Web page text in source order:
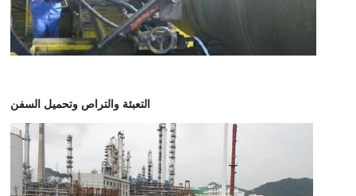
التعبئة والتراص وتحميل السفن